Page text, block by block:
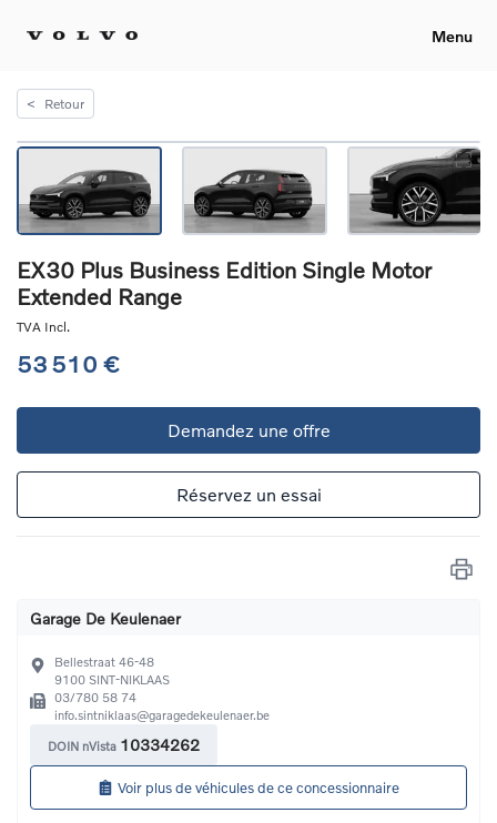
Menu
< Retour
EX30 Plus Business Edition Single Motor
Extended Range
TVA Incl.
53 510 €
Demandez une offre
Réservez un essai
Garage De Keulenaer
Bellestraat 46-48
9100 SINT-NIKLAAS
03/780 58 74
info.sintniklaas@garagedekeulenaer.be
DOIN nVista 10334262
Voir plus de véhicules de ce concessionnaire